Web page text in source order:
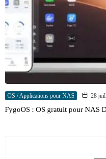
OS / Applications pour NAS 28
FygoOS : OS gratuit pour NAS